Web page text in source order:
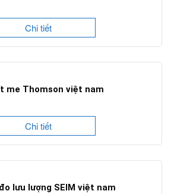
Chi tiết
me Thomson việt nam
Chi tiết
lưu lượng SEIM việt nam